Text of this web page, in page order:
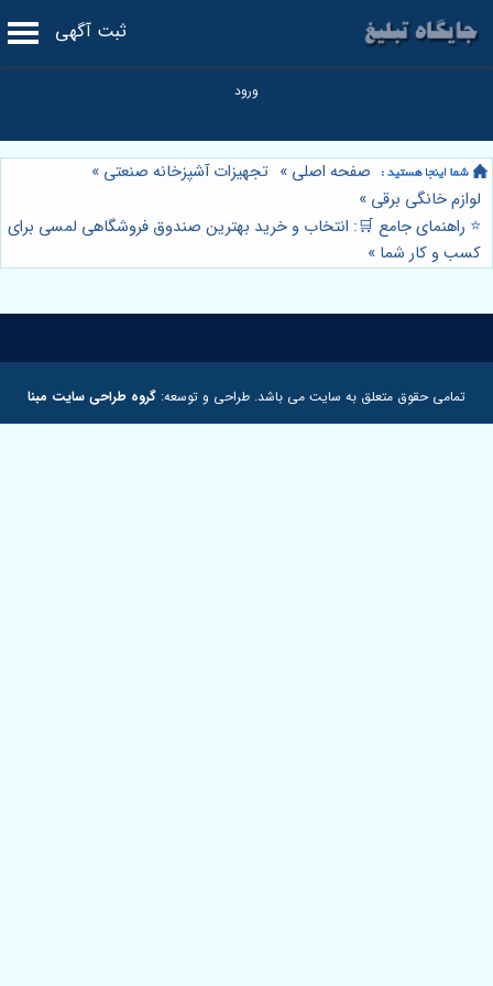
ثبت آگهی
صفحه اصلی » تجهیزات آشپزخانه صنعتی »
لوازم خانگی برقی »
⭐️ راهنمای جامع 🛒: انتخاب و خرید بهترین صندوق فروشگاهی لمسی برای
کسب و کار شما »
تمامی حقوق متعلق به سایت می باشد. طراحی و توسعه: گروه طراحی سایت مبنا